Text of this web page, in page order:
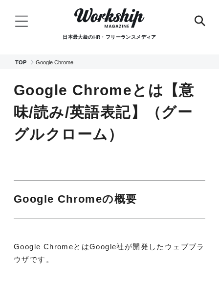
日本最大級のHR・フリーランスメディア
TOP Google Chrome
Google Chromeとは【意
味/読み/英語表記】（グー
グルクローム）
Google Chromeの概要
Google ChromeとはGoogle社が開発したウェブブラ
ウザです。